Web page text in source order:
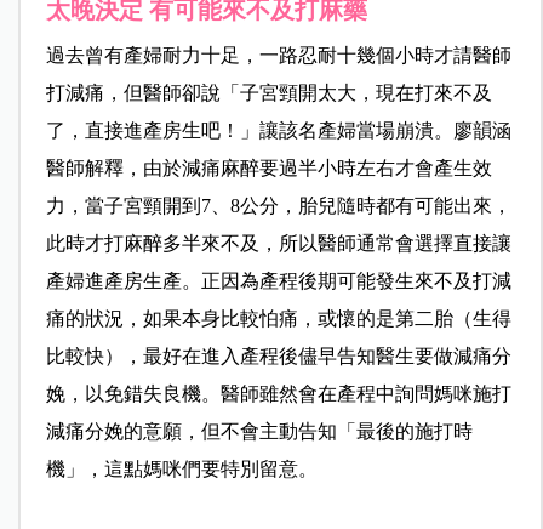
太晚決定 有可能來不及打麻藥
過去曾有產婦耐力十足，一路忍耐十幾個小時才請醫師
打減痛，但醫師卻說「子宮頸開太大，現在打來不及
了，直接進產房生吧！」讓該名產婦當場崩潰。
廖韻涵
醫師解釋，由於減痛麻醉要過半小時左右才會產生效
力 ， 當子宮頸開到7、8公分，胎兒隨時都有可能出來，
此時才打麻醉多半來不及，所以醫師通常會選擇直接讓
產婦進產房生產。正因為產程後期可能發生來不及打減
痛的狀況，如果本身比較怕痛，或懷的是第二胎（生得
比較快），最好在進入產程後儘早告知醫生要做減痛分
娩，以免錯失良機。醫師雖然會在產程中詢問媽咪施打
減痛分娩的意願，但不會主動告知「最後的施打時
機」，這點媽咪們要特別留意。